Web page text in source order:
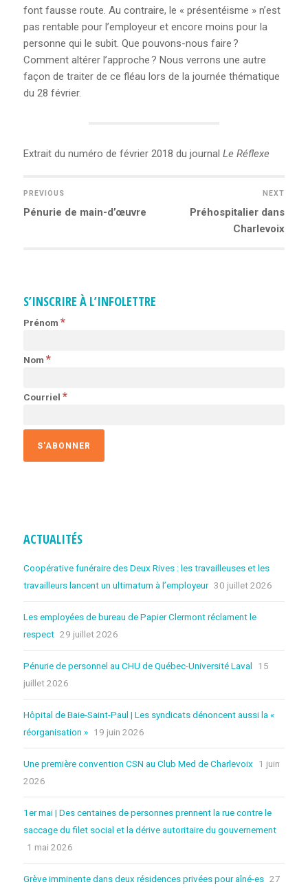
font fausse route. Au contraire, le « présentéisme » n’est
pas rentable pour l’employeur et encore moins pour la
personne qui le subit. Que pouvons-nous faire ?
Comment altérer l’approche ? Nous verrons une autre
façon de traiter de ce fléau lors de la journée thématique
du 28 février.
Extrait du numéro de février 2018 du journalLe Réflexe
L’ARTICLE
PREVIOUS
Previous
Pénurie de main-d’œuvre
NEXT
Next
Préhospitalier dans
Charlevoix
S’INSCRIRE À L’INFOLETTRE
Prénom*
Nom*
Courriel*
ACTUALITÉS
Coopérative funéraire des Deux Rives : les travailleuses et les
travailleurs lancent un ultimatum à l’employeur 30 juillet 2026
Les employées de bureau de Papier Clermont réclament le
respect 29 juillet 2026
Pénurie de personnel au CHU de Québec-Université Laval
15
juillet 2026
Hôpital de Baie-Saint-Paul | Les syndicats dénoncent aussi la «
réorganisation » 19 juin 2026
Une première convention CSN au Club Med de Charlevoix
1 juin
2026
1er mai | Des centaines de personnes prennent la rue contre le
saccage du filet social et la dérive autoritaire du gouvernement
1 mai 2026
Grève imminente dans deux résidences privées pour aîné-es 27